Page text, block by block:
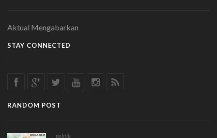
Aktual Mengabarkan
STAY CONNECTED
RANDOM POST
politik